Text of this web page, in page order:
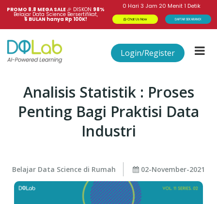
PROMO 8.8 MEGA SALE 🎉 DISKON 98%
Belajar Data Science Bersertifikat,
6 BULAN hanya Rp 100K!
0 Hari 3 Jam 20 Menit1 Detik
Chat Us Now DAFTAR SEKARANG!
Login/Register
Analisis Statistik : Proses
Penting Bagi Praktisi Data
Industri
Belajar Data Science di Rumah 02-November-2021